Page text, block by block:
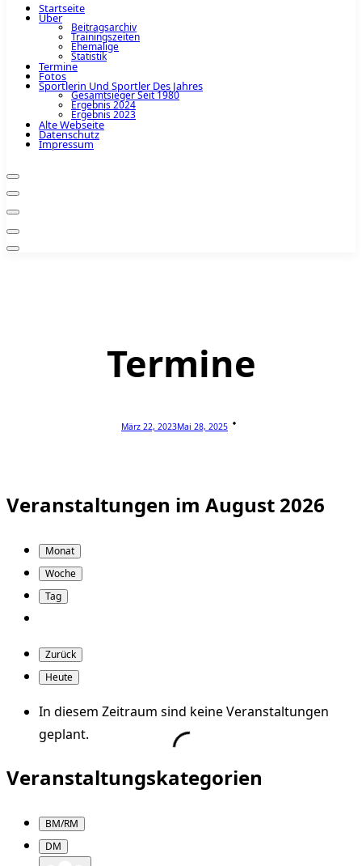
Startseite
Über
Beitragsarchiv
Trainingszeiten
Ehemalige
Statistik
Termine
Fotos
Sportlerin Und Sportler Des Jahres
Gesamtsieger Seit 1980
Ergebnis 2024
Ergebnis 2023
Alte Webseite
Datenschutz
Impressum
Termine
März 22, 2023Mai 28, 2025
Veranstaltungen im August 2026
Monat
Woche
Tag
Zurück
Heute
In diesem Zeitraum sind keine Veranstaltungen
geplant.
Veranstaltungskategorien
BM/RM
DM